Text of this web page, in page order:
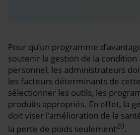
Pour qu’un programme
soutenir la gestion de la condition
personnel, les administrateurs
les facteurs déterminants de
sélectionner les outils, les
produits appropriés. En effet, la
doit viser l’amélioration de la
la perte de poids seulement20.